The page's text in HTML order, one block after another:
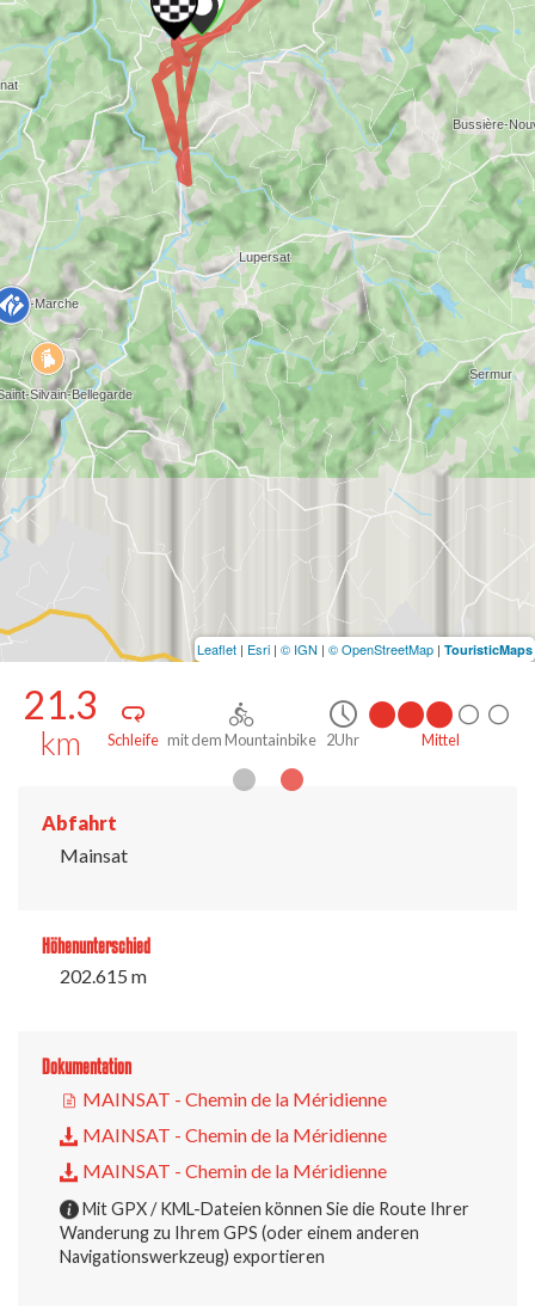
mit dem Mountainbike 2Uhr Mittel
21.3
km
Abfahrt
Mainsat
Höhenunterschied
202.615 m
Dokumentation
MAINSAT - Chemin de la Méridienne
MAINSAT - Chemin de la Méridienne
MAINSAT - Chemin de la Méridienne
Mit GPX / KML-Dateien können Sie die Route Ihrer
Wanderung zu Ihrem GPS (oder einem anderen
Navigationswerkzeug) exportieren
Leaflet | Esri | © IGN | © OpenStreetMap | TouristicMaps